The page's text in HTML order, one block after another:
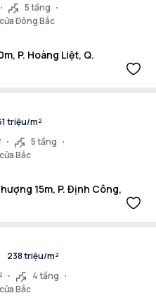
5 tầng
Đông Bắc
P. Hoàng Liệt, Q.
triệu/m²
5 tầng
Bắc
15m, P. Định Công,
238 triệu/m²
4 tầng
Bắc